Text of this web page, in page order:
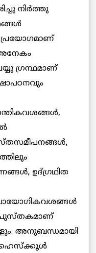
നിര്‍ത്തു
ഗ്രന്ഥമാണ്
ഉദ്ഗ്രഥിത
പുസ്തകമാണ്
അനുബന്ധമായി
ഹൈസ്‌ക്കൂള്‍